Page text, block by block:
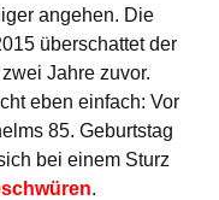
angehen. Die
überschattet der
Jahre zuvor.
eben einfach: Vor
85. Geburtstag
bei einem Sturz
.